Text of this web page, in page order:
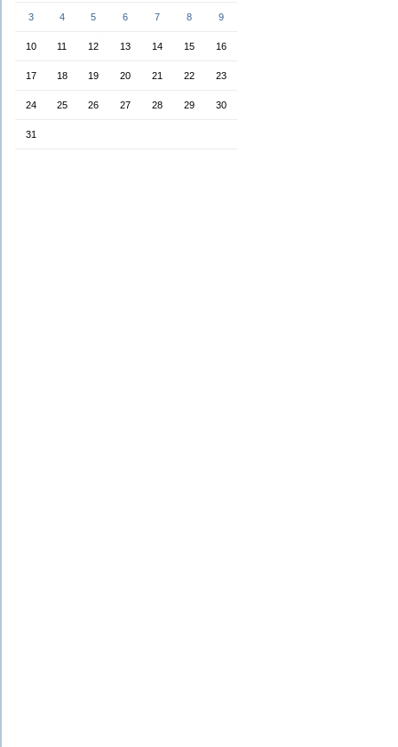
3 4 5 6 7 8 9
10 11 12 13 14 15 16
17 18 19 20 21 22 23
24 25 26 27 28 29 30
31